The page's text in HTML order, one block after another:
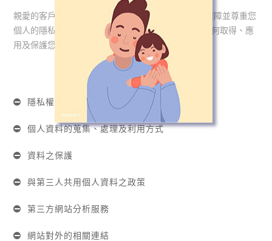
親愛的客戶你好,本網站將盡力以合理之技術及程序,保障並尊重您
個人的隱私權及資料安全。為了幫助您瞭解本 網站如何取得、應
用及保護您所提供的個人資訊,請詳細閱讀下列資訊:
隱私權政策聲明適用範圍
個人資料的蒐集、處理及利用方式
資料之保護
與第三人共用個人資料之政策
第三方網站分析服務
網站對外的相關連結